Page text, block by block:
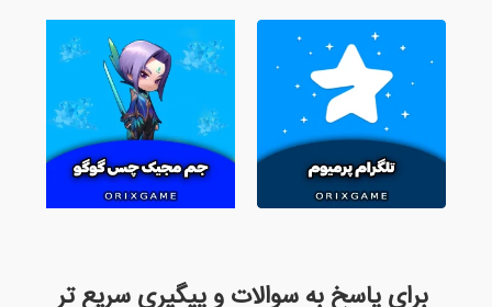
برای پاسخ به سوالات و پیگیریسریع تر